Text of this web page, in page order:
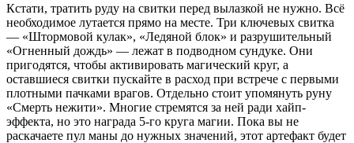
Кстати, тратить руду на свитки перед вылазкой не нужно. Всё
необходимое лутается прямо на месте. Три ключевых свитка
— «Штормовой кулак», «Ледяной блок» и разрушительный
«Огненный дождь» — лежат в подводном сундуке. Они
пригодятся, чтобы активировать магический круг, а
оставшиеся свитки пускайте в расход при встрече с первыми
плотными пачками врагов. Отдельно стоит упомянуть руну
«Смерть нежити». Многие стремятся за ней ради хайп-
эффекта, но это награда 5-го круга магии. Пока вы не
раскачаете пул маны до нужных значений, этот артефакт будет